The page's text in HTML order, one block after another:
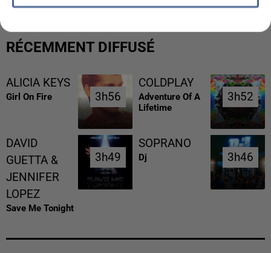
RÉCEMMENT DIFFUSÉ
ALICIA KEYS
Girl On Fire 3h56
3h56
COLDPLAY
Adventure Of A
Lifetime
3h52
3h52
DAVID
GUETTA &
JENNIFER
LOPEZ
Save Me Tonight
3h49
3h49
SOPRANO
Dj 3h46
3h46